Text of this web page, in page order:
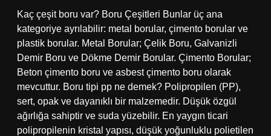
Kaç çeşit boru var? Boru Çeşitleri Bunlar üç ana
kategoriye ayrılabilir: metal borular, çimento borular ve
plastik borular. Metal Borular; Çelik Boru, Galvanizli
Demir Boru ve Dökme Demir Borular. Çimento Borular;
Beton çimento boru ve asbest çimento boru olarak
mevcuttur. Boru tipi pp ne demek? Polipropilen (PP),
sert, opak ve dayanıklı bir malzemedir. Düşük özgül
ağırlığa sahiptir ve suda yüzebilir. En yaygın ticari
polipropilenin kristal yapısı, düşük yoğunluklu polietilen